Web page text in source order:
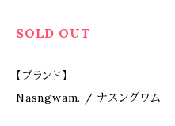
SOLD OUT
【ブランド】
Nasngwam. / ナスングワム